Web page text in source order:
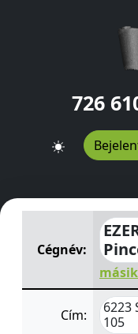
726
EZERJÓ
Cégnév:
Cím:
6223
105